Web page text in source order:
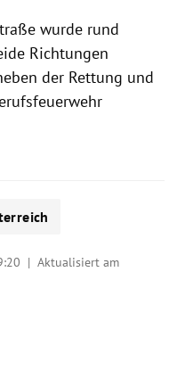
wurde rund
Richtungen
der Rettung und
| Aktualisiert am